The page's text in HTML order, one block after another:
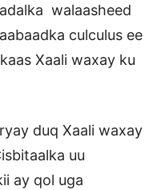
walaasheed
culculus ee
Xaali waxay ku
duq Xaali waxay
uu
ay qol uga